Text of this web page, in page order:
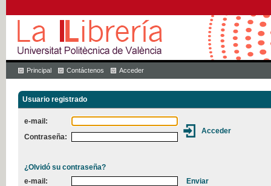
Principal Contáctenos Acceder
Usuario registrado
e-mail:
Contraseña:
¿Olvidó su contraseña?
e-mail: